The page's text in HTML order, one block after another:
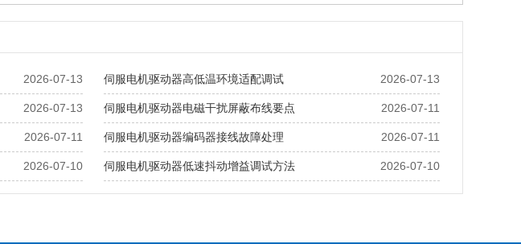
2026-07-13 2026-07-13
伺服电机驱动器高低温环境适配调试
2026-07-13 2026-07-11
伺服电机驱动器电磁干扰屏蔽布线要点
2026-07-11 2026-07-11
伺服电机驱动器编码器接线故障处理
2026-07-10 2026-07-10
伺服电机驱动器低速抖动增益调试方法